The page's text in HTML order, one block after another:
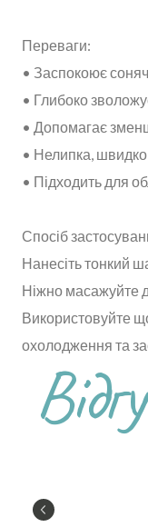
Переваги:
• Заспокоює
• Глибоко
• Допомагає
• Нелипка,
• Підходить для
Спосіб
Нанесіть тонкий
Ніжно масажуйте
Використовуйте
охолодження та